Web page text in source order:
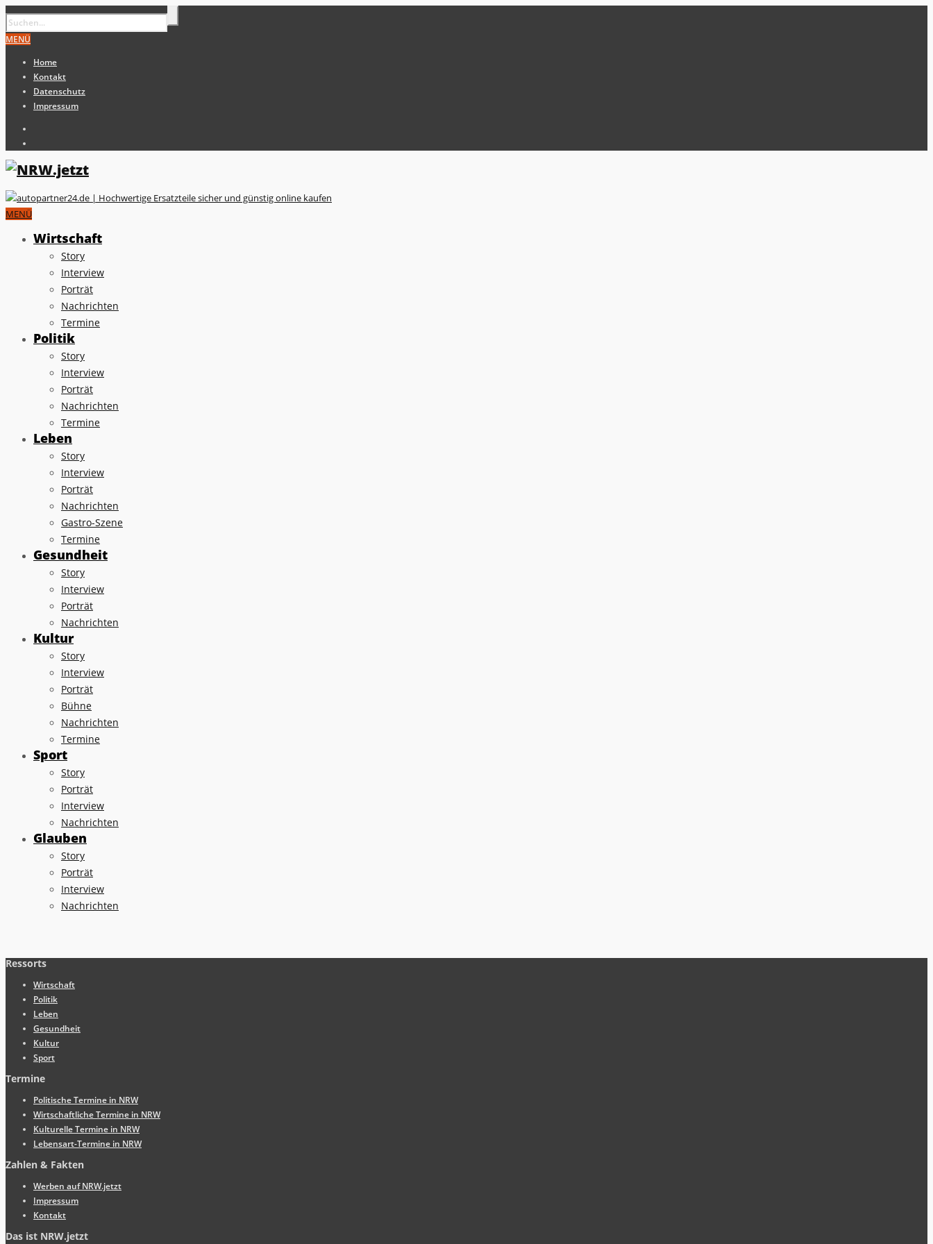
MENÜ
Home
Kontakt
Datenschutz
Impressum
MENÜ
Wirtschaft
Story
Interview
Porträt
Nachrichten
Termine
Politik
Story
Interview
Porträt
Nachrichten
Termine
Leben
Story
Interview
Porträt
Nachrichten
Gastro-Szene
Termine
Gesundheit
Story
Interview
Porträt
Nachrichten
Kultur
Story
Interview
Porträt
Bühne
Nachrichten
Termine
Sport
Story
Porträt
Interview
Nachrichten
Glauben
Story
Porträt
Interview
Nachrichten
Ressorts
Wirtschaft
Politik
Leben
Gesundheit
Kultur
Sport
Termine
Politische Termine in NRW
Wirtschaftliche Termine in NRW
Kulturelle Termine in NRW
Lebensart-Termine in NRW
Zahlen & Fakten
Werben auf NRW.jetzt
Impressum
Kontakt
Das ist NRW.jetzt